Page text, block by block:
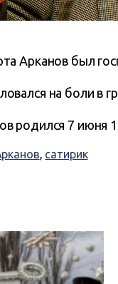
Арканов был
на боли в
родился 7 июня
, сатирик